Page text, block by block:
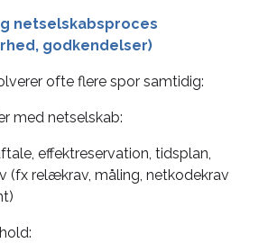
netselskabsproces
godkendelser)
ofte flere spor samtidig:
med netselskab:
effektreservation, tidsplan,
(fx relækrav, måling, netkodekrav